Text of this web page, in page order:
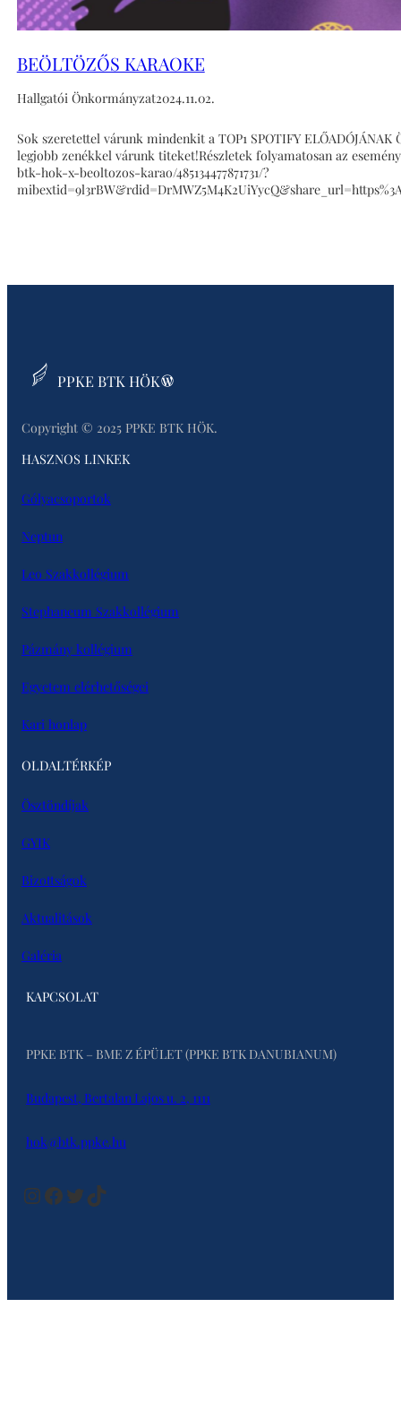
BEÖLTÖZŐS KARAOKE
Hallgatói Önkormányzat2024.11.02.
Sok szeretettel várunk mindenkit a TOP1 SPOTIFY
legjobb zenékkel várunk titeket!Részletek folyamatosan az
btk-hok-x-beoltozos-karao/485134477871731/?
PPKE BTK HÖKBelépés
Copyright © 2025 PPKE BTK HÖK.
HASZNOS LINKEK
Gólyacsoportok
Neptun
Leo Szakkollégium
Stephaneum Szakkollégium
Pázmány kollégium
Egyetem elérhetőségei
Kari honlap
OLDALTÉRKÉP
Ösztöndíjak
GYIK
Bizottságok
Aktualitások
Galéria
KAPCSOLAT
PPKE BTK – BME Z ÉPÜLET (PPKE BTK DANUBIANUM)
Budapest, Bertalan Lajos u. 2, 1111
hok@btk.ppke.hu
InstagramFacebook Twitter TikTok